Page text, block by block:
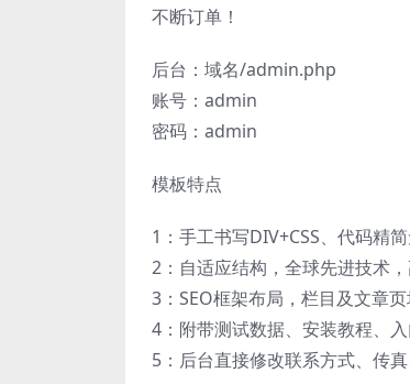
不断订单！
后台：域名/admin.php
账号：admin
密码：admin
模板特点
1：手工书写DIV+CSS、代码精简
2：自适应结构，全球先进技术，
3：SEO框架布局，栏目及文章
4：附带测试数据、安装教程、
5：后台直接修改联系方式、传